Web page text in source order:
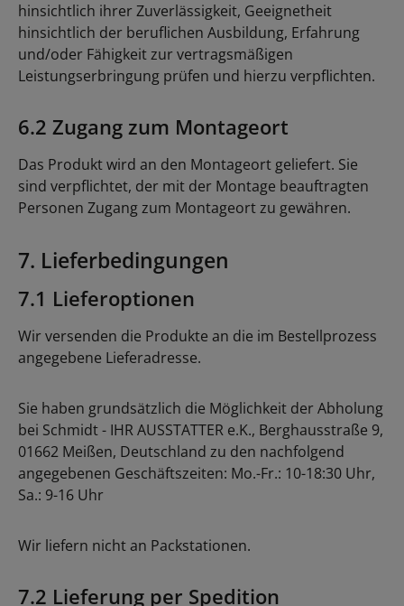
hinsichtlich ihrer Zuverlässigkeit, Geeignetheit
hinsichtlich der beruflichen Ausbildung, Erfahrung
und/oder Fähigkeit zur vertragsmäßigen
Leistungserbringung prüfen und hierzu verpflichten.
6.2 Zugang zum Montageort
Das Produkt wird an den Montageort geliefert. Sie
sind verpflichtet, der mit der Montage beauftragten
Personen Zugang zum Montageort zu gewähren.
7. Lieferbedingungen
7.1 Lieferoptionen
Wir versenden die Produkte an die im Bestellprozess
angegebene Lieferadresse.
Sie haben grundsätzlich die Möglichkeit der Abholung
bei Schmidt - IHR AUSSTATTER e.K., Berghausstraße 9,
01662 Meißen, Deutschland zu den nachfolgend
angegebenen Geschäftszeiten: Mo.-Fr.: 10-18:30 Uhr,
Sa.: 9-16 Uhr
Wir liefern nicht an Packstationen.
7.2 Lieferung per Spedition